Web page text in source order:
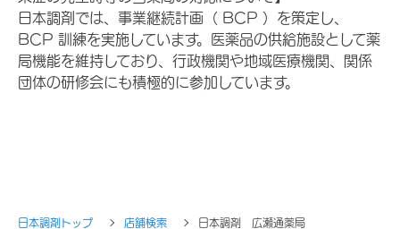
日本調剤では、事業継続計画（ BCP ）を策定し、
BCP 訓練を実施しています。医薬品の供給施設として薬
局機能を維持しており、行政機関や地域医療機関、関係
団体の研修会にも積極的に参加しています。
日本調剤トップ 店舗検索 日本調剤 広瀬通薬局